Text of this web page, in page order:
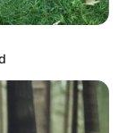
Isnania.